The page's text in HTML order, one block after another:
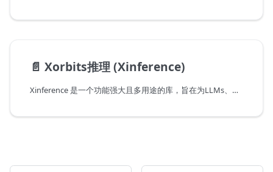
📄️ Xorbits推理 (Xinference)
Xinference 是一个功能强大且多用途的库，旨在为LLMs、语音识别模型和多模态模型提供服务，甚至可以在您的笔记本电脑上运行。它支持与GGML兼容的各种模型，如chatglm、baichuan、whisper、vicuna、orca等等。本笔记本演示了如何使用Xinference与LangChain。